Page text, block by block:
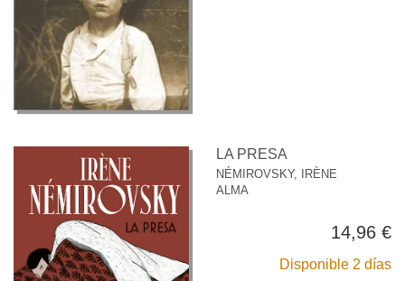
LA PRESA
NÉMIROVSKY, IRÈNE
ALMA
14,96 €
Disponible 2 días